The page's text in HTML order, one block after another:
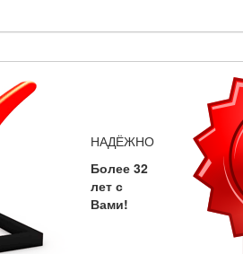
НАДЁЖНО
Более 32
лет с
Вами!